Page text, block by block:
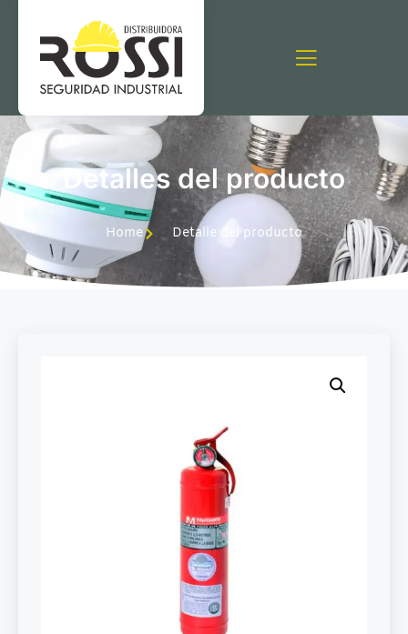
Detalles del producto
Home Detalle del producto